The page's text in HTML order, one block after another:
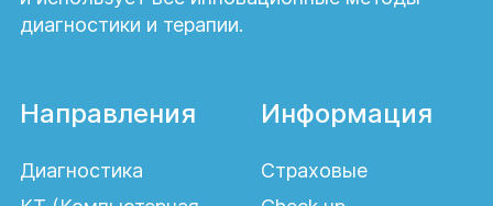
тонизация и коррекция контуров
тела без операции в Центре
«Гелиос»
диагностики и терапии.
Направления
Диагностика
Информация
Страховые